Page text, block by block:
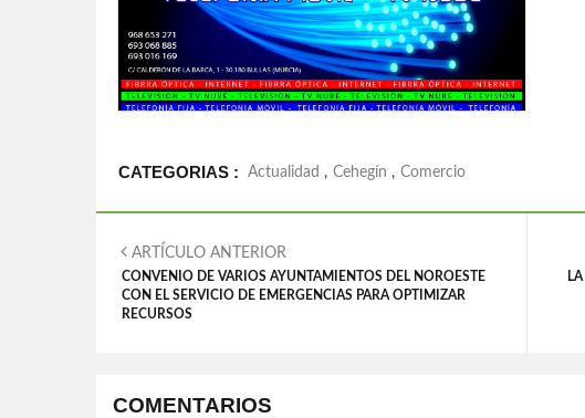
CATEGORIAS : Actualidad , Cehegín , Comercio
ARTÍCULO ANTERIOR
CONVENIO DE VARIOS AYUNTAMIENTOS DEL NOROESTE
CON EL SERVICIO DE EMERGENCIAS PARA OPTIMIZAR
RECURSOS
COMENTARIOS